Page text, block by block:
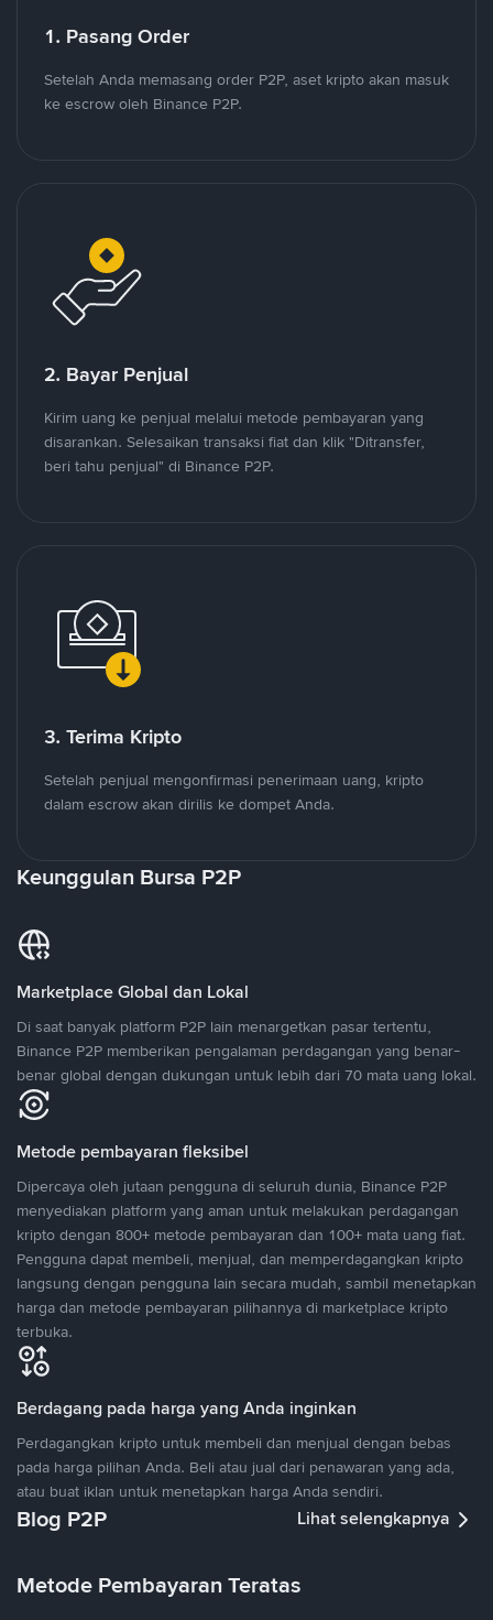
1. Pasang Order
Setelah Anda memasang order P2P, aset kripto akan masuk
ke escrow oleh Binance P2P.
2. Bayar Penjual
Kirim uang ke penjual melalui metode pembayaran yang
disarankan. Selesaikan transaksi fiat dan klik "Ditransfer,
beri tahu penjual" di Binance P2P.
3. Terima Kripto
Setelah penjual mengonfirmasi penerimaan uang, kripto
dalam escrow akan dirilis ke dompet Anda.
Keunggulan Bursa P2P
Marketplace Global dan Lokal
Di saat banyak platform P2P lain menargetkan pasar tertentu,
Binance P2P memberikan pengalaman perdagangan yang benar-
benar global dengan dukungan untuk lebih dari 70 mata uang lokal.
Metode pembayaran fleksibel
Dipercaya oleh jutaan pengguna di seluruh dunia, Binance P2P
menyediakan platform yang aman untuk melakukan perdagangan
kripto dengan 800+ metode pembayaran dan 100+ mata uang fiat.
Pengguna dapat membeli, menjual, dan memperdagangkan kripto
langsung dengan pengguna lain secara mudah, sambil menetapkan
harga dan metode pembayaran pilihannya di marketplace kripto
terbuka.
Berdagang pada harga yang Anda inginkan
Perdagangkan kripto untuk membeli dan menjual dengan bebas
pada harga pilihan Anda. Beli atau jual dari penawaran yang ada,
atau buat iklan untuk menetapkan harga Anda sendiri.
Blog P2P Lihat selengkapnya
Metode Pembayaran Teratas